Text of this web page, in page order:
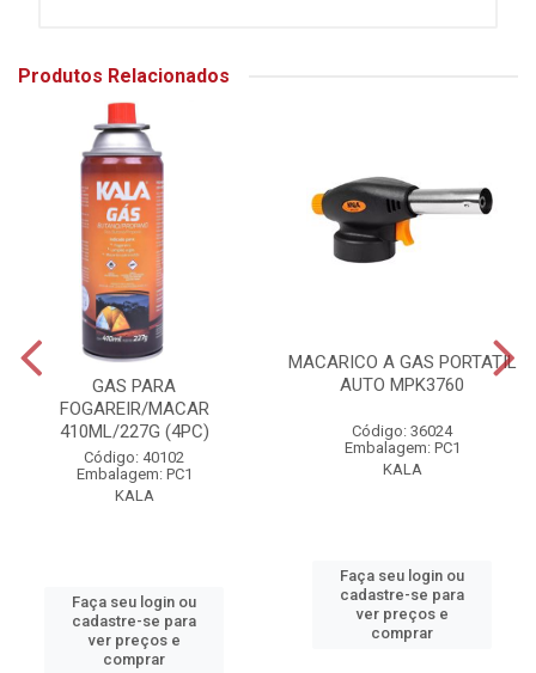
Produtos Relacionados
GAS PARA
FOGAREIR/MACAR
410ML/227G (4PC)
Código: 40102
Embalagem: PC1
KALA
Faça seu login ou
cadastre-se para
ver preços e
comprar
MACARICO A GAS PORTATIL
AUTO MPK3760
Código: 36024
Embalagem: PC1
KALA
Faça seu login ou
cadastre-se para
ver preços e
comprar